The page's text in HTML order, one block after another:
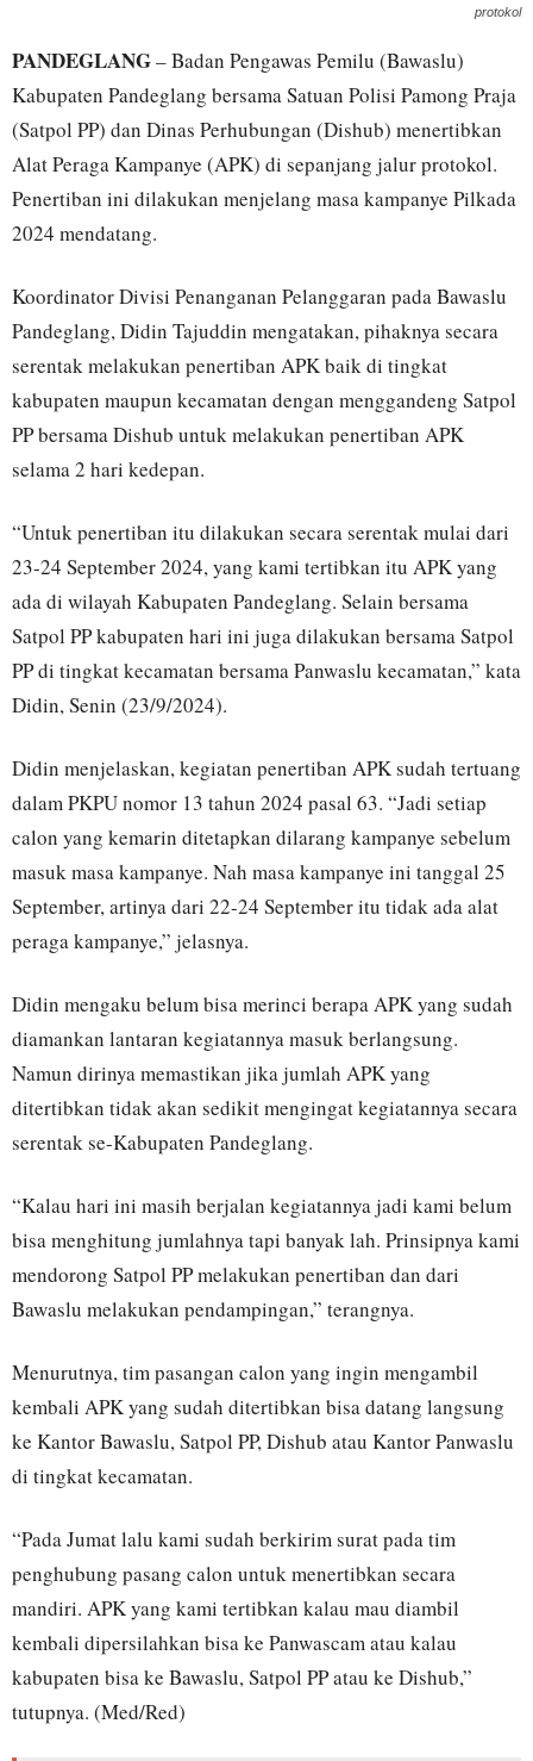
protokol
PANDEGLANG– Badan Pengawas Pemilu (Bawaslu)
Kabupaten Pandeglang bersama Satuan Polisi Pamong Praja
(Satpol PP) dan Dinas Perhubungan (Dishub) menertibkan
Alat Peraga Kampanye (APK) di sepanjang jalur protokol.
Penertiban ini dilakukan menjelang masa kampanye Pilkada
2024 mendatang.
Koordinator Divisi Penanganan Pelanggaran pada Bawaslu
Pandeglang, Didin Tajuddin mengatakan, pihaknya secara
serentak melakukan penertiban APK baik di tingkat
kabupaten maupun kecamatan dengan menggandeng Satpol
PP bersama Dishub untuk melakukan penertiban APK
selama 2 hari kedepan.
“Untuk penertiban itu dilakukan secara serentak mulai dari
23-24 September 2024, yang kami tertibkan itu APK yang
ada di wilayah Kabupaten Pandeglang. Selain bersama
Satpol PP kabupaten hari ini juga dilakukan bersama Satpol
PP di tingkat kecamatan bersama Panwaslu kecamatan,” kata
Didin, Senin (23/9/2024).
Didin menjelaskan, kegiatan penertiban APK sudah tertuang
dalam PKPU nomor 13 tahun 2024 pasal 63. “Jadi setiap
calon yang kemarin ditetapkan dilarang kampanye sebelum
masuk masa kampanye. Nah masa kampanye ini tanggal 25
September, artinya dari 22-24 September itu tidak ada alat
peraga kampanye,” jelasnya.
Didin mengaku belum bisa merinci berapa APK yang sudah
diamankan lantaran kegiatannya masuk berlangsung.
Namun dirinya memastikan jika jumlah APK yang
ditertibkan tidak akan sedikit mengingat kegiatannya secara
serentak se-Kabupaten Pandeglang.
“Kalau hari ini masih berjalan kegiatannya jadi kami belum
bisa menghitung jumlahnya tapi banyak lah. Prinsipnya kami
mendorong Satpol PP melakukan penertiban dan dari
Bawaslu melakukan pendampingan,” terangnya.
Menurutnya, tim pasangan calon yang ingin mengambil
kembali APK yang sudah ditertibkan bisa datang langsung
ke Kantor Bawaslu, Satpol PP, Dishub atau Kantor Panwaslu
di tingkat kecamatan.
“Pada Jumat lalu kami sudah berkirim surat pada tim
penghubung pasang calon untuk menertibkan secara
mandiri. APK yang kami tertibkan kalau mau diambil
kembali dipersilahkan bisa ke Panwascam atau kalau
kabupaten bisa ke Bawaslu, Satpol PP atau ke Dishub,”
tutupnya. (Med/Red)